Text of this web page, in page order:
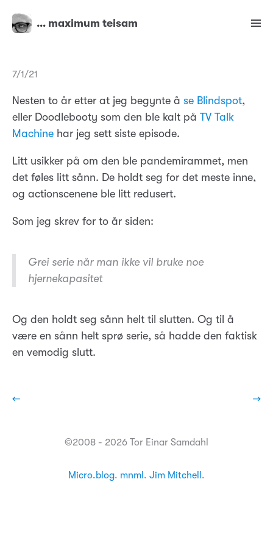
… maximum teisam
7/1/21
Nesten to år etter at jeg begynte å se Blindspot,
eller Doodlebooty som den ble kalt på TV Talk
Machine har jeg sett siste episode.
Litt usikker på om den ble pandemirammet, men
det føles litt sånn. De holdt seg for det meste inne,
og actionscenene ble litt redusert.
Som jeg skrev for to år siden:
Grei serie når man ikke vil bruke noe
hjernekapasitet
Og den holdt seg sånn helt til slutten. Og til å
være en sånn helt sprø serie, så hadde den faktisk
en vemodig slutt.
← →
©2008 - 2026 Tor Einar Samdahl
Micro.blog. mnml . Jim Mitchell .